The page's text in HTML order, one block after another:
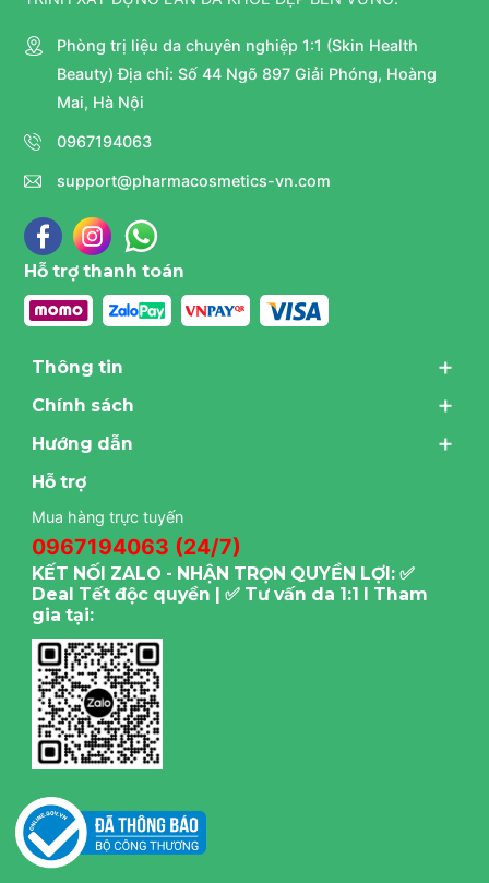
Phòng trị liệu da chuyên nghiệp 1:1 (Skin Health
Beauty) Địa chỉ: Số 44 Ngõ 897 Giải Phóng, Hoàng
Mai, Hà Nội
0967194063
support@pharmacosmetics-vn.com
Hỗ trợ thanh toán
Thông tin
Chính sách
Hướng dẫn
Hỗ trợ
Mua hàng trực tuyến
0967194063 (24/7)
KẾT NỐI ZALO - NHẬN TRỌN QUYỀN LỢI: ✅
Deal Tết độc quyền | ✅ Tư vấn da 1:1 I Tham
gia tại: